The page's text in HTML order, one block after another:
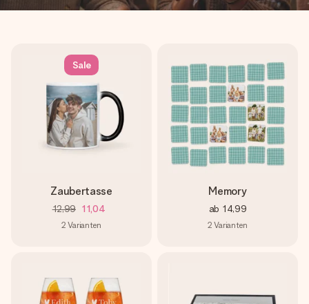
Sale
Zaubertasse
12,99 11,04
2 Varianten
Memory
ab 14,99
2 Varianten